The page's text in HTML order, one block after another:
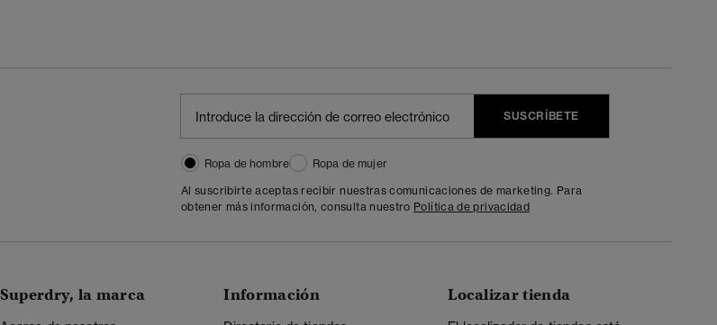
SUSCRÍBETE
Ropa de hombre
Ropa de mujer
Al suscribirte aceptas recibir nuestras comunicaciones de marketing. Para
obtener más información, consulta nuestro Política de privacidad
Superdry, la marca Información Localizar tienda